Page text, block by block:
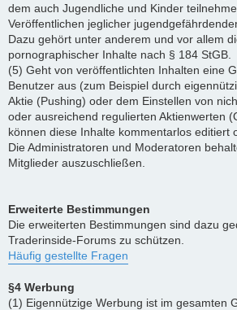
dem auch Jugendliche und Kinder
Veröffentlichen jeglicher
Dazu gehört unter anderem und vor allem
pornographischer Inhalte nach § 184 StGB.
(5) Geht von veröffentlichten Inhalten eine
Benutzer aus (zum Beispiel durch
Aktie (Pushing) oder dem Einstellen von
oder ausreichend regulierten Aktienwerten
können diese Inhalte kommentarlos editiert
Die Administratoren und Moderatoren
Mitglieder auszuschließen.
Erweiterte Bestimmungen
Die erweiterten Bestimmungen sind dazu
Traderinside-Forums zu schützen.
Häufig gestellte Fragen
§4 Werbung
(1) Eigennützige Werbung ist im gesamten